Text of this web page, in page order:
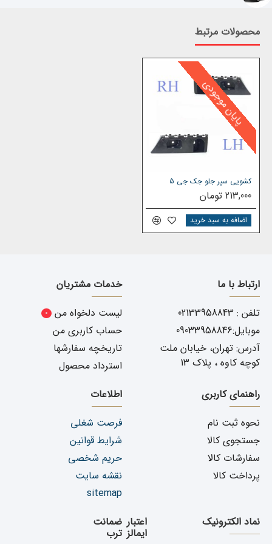
همچنین جهت بررسی و خرید دیگر
بهدسته بندی لوازم جک جی 5
جستجو، قطعه مورد نظر را پیدا کنید
محصولات وارداتی خود را از کارخانجات معتبر و طبق استانداردهای
بین المللی تهیه و عرضه می نماید
قیمت جلو پنجره جک j5
نرخ ارز
دسته اول بودن (خرید از واردکننده)
مدت زمان دریافت قطعه ی خریداری شده
شما ارسال می نماید
یدک دیزل پارت تماس بگیرید. هدف یدک دیزل پارت عرضه لوازم با
کیفیت خودروهای وارداتی با مناسب ترین قیمت در سراسر ایران
می باشند.
توصیه های قبل از خرید محصول
! تعمیرات خودرو کاریست فنی و باید
توسط متخصص انجام شود
انتخاب و مراجعه به تعمیرگاهی که تجربه تعویض جلو پنجره
جک j5 خودرو شمارا داشته باشد
باز کردن جلو پنجره توسط تعمیرکار و تشخیص قطعات
آسیب دیده
اقدام به خرید قطعه مورد نظر از یدک دیزل پارت ( راهنمای
محصولات مرتبط
پایان موجودی
کشویی سپر جلو جک جی 5
213,000 تومان
اضافه به سبد خرید
ارتباط با ما
تلفن : 02133958843
موبایل:09033958846
آدرس: تهران، خیابان ملت
کوچه کاوه ، پلاک 13
خدمات مشتریان
لیست دلخواه من
0
حساب کاربری من
تاریخچه سفارشها
استرداد محصول
راهنمای کاربری
نحوه ثبت نام
جستجوی کالا
سفارشات کالا
پرداخت کالا
اطلاعات
فرصت شغلی
شرایط قوانین
حریم شخصی
نقشه سایت
sitemap
نماد الکترونیک
اعتبار
ایمالز
ضمانت
ترب